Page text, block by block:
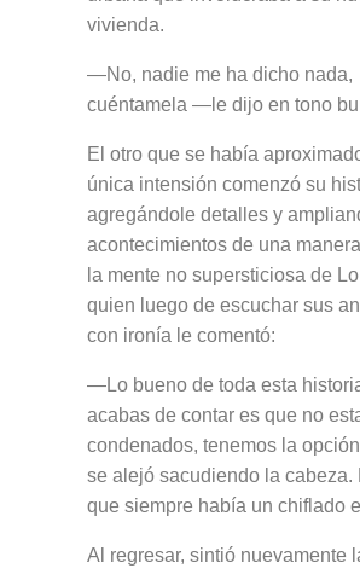
vivienda.
—No, nadie me ha dicho nada,
cuéntamela —le dijo en tono
El otro que se había
única intensión comenzó su
agregándole detalles y
acontecimientos de una
la mente no supersticiosa de
quien luego de escuchar sus
con ironía le comentó:
—Lo bueno de toda esta
acabas de contar es que no
condenados, tenemos la
se alejó sacudiendo la cabeza.
que siempre había un chiflado
Al regresar, sintió nuevamente